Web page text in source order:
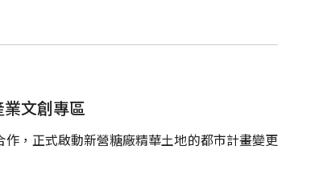
文創專區
，正式啟動新營糖廠精華土地的都市計畫變更